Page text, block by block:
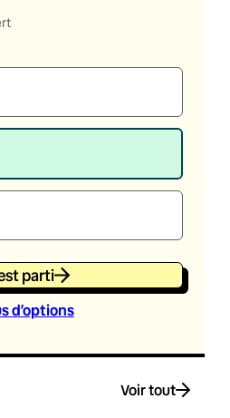
parti
d’options
Voir tout